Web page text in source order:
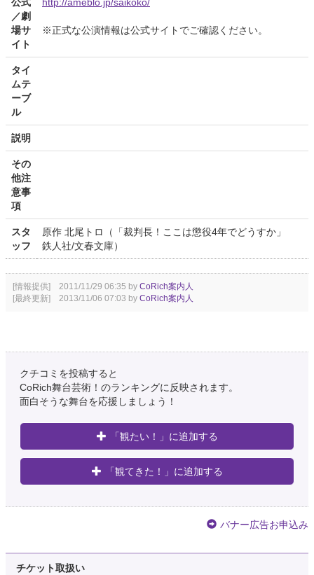
／劇
場サ
イト
※正式な公演情報は公式サイトでご確認ください。
タイ
ムテ
ーブ
ル
説明
その
他注
意事
項
スタ
ッフ
原作 北尾トロ（「裁判長！ここは懲役4年でどうすか」
鉄人社/文春文庫）
[情報提供] 2011/11/29 06:35 by CoRich案内人
[最終更新] 2013/11/06 07:03 by CoRich案内人
クチコミを投稿すると
CoRich舞台芸術！のランキングに反映されます。
面白そうな舞台を応援しましょう！
「観たい！」に追加する
「観てきた！」に追加する
バナー広告お申込み
チケット取扱い